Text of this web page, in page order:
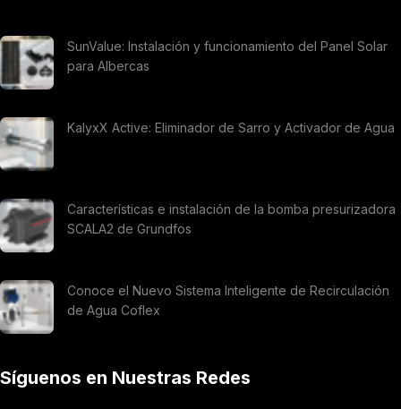
SunValue: Instalación y funcionamiento del Panel Solar
para Albercas
KalyxX Active: Eliminador de Sarro y Activador de Agua
Características e instalación de la bomba presurizadora
SCALA2 de Grundfos
Conoce el Nuevo Sistema Inteligente de Recirculación
de Agua Coflex
Síguenos en Nuestras Redes